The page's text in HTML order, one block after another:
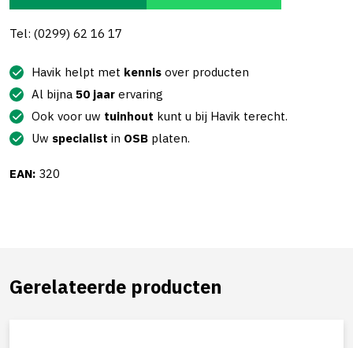
Tel: (0299) 62 16 17
Havik helpt met kennis over producten
Al bijna 50 jaar ervaring
Ook voor uw tuinhout kunt u bij Havik terecht.
Uw specialist in OSB platen.
EAN: 320
Gerelateerde producten